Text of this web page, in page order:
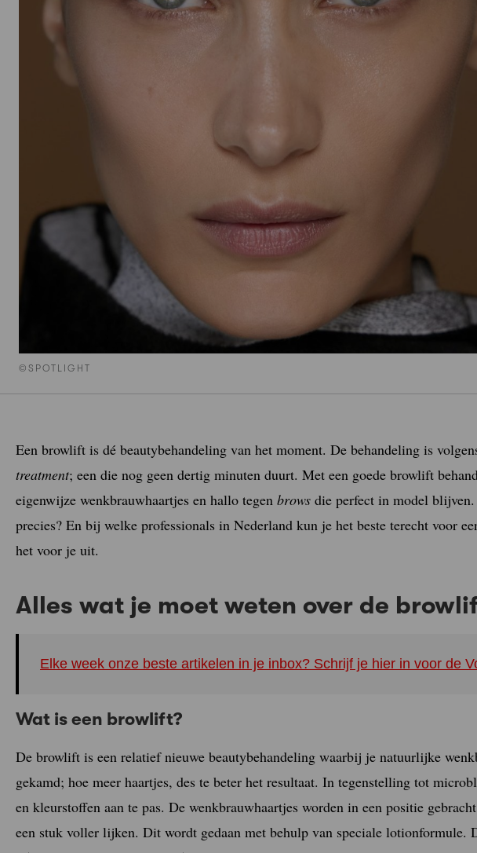
©SPOTLIGHT
Een browlift is dé beautybehandeling van het moment. De behandeling is
treatment; een die nog geen dertig minuten duurt. Met een goede browlift
eigenwijze wenkbrauwhaartjes en hallo tegen brows die perfect in model
precies? En bij welke professionals in Nederland kun je het beste terecht voor
het voor je uit.
Alles wat je moet weten over de
Elke week onze beste artikelen in je inbox? Schrijf je hier in voor de
Wat is een browlift?
De browlift is een relatief nieuwe beautybehandeling waarbij je natuurlijke
gekamd; hoe meer haartjes, des te beter het resultaat. In tegenstelling tot
en kleurstoffen aan te pas. De wenkbrauwhaartjes worden in een positie
een stuk voller lijken. Dit wordt gedaan met behulp van speciale lotionformule.